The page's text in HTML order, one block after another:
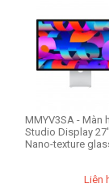
THIẾT LẬP
MMYV3SA - Màn
Studio Display
Nano-texture
Liên